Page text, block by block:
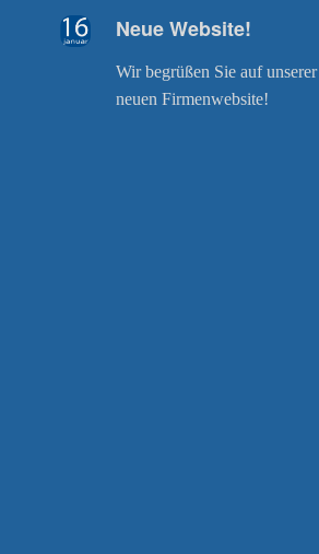
Neue Website!
Wir begrüßen Sie auf unserer
neuen Firmenwebsite!